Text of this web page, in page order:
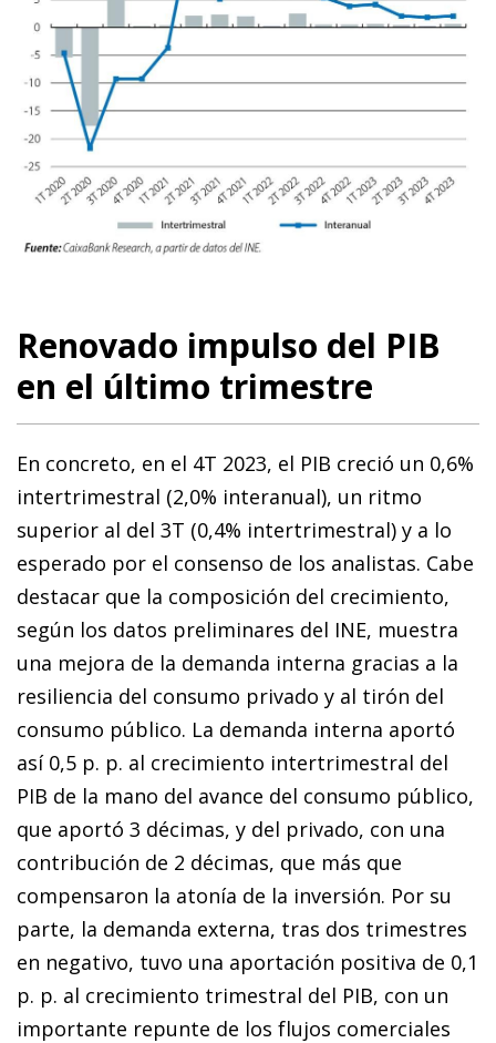
Renovado impulso del PIB
en el último trimestre
En concreto, en el 4T 2023, el PIB creció un 0,6%
intertrimestral (2,0% interanual), un ritmo
superior al del 3T (0,4% intertrimestral) y a lo
esperado por el consenso de los analistas. Cabe
destacar que la composición del crecimiento,
según los datos preliminares del INE, muestra
una mejora de la demanda interna gracias a la
resiliencia del consumo privado y al tirón del
consumo público. La demanda interna aportó
así 0,5 p. p. al crecimiento intertrimestral del
PIB de la mano del avance del consumo público,
que aportó 3 décimas, y del privado, con una
contribución de 2 décimas, que más que
compensaron la atonía de la inversión. Por su
parte, la demanda externa, tras dos trimestres
en negativo, tuvo una aportación positiva de 0,1
p. p. al crecimiento trimestral del PIB, con un
importante repunte de los flujos comerciales